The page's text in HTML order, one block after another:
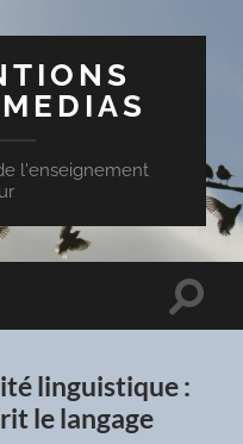
l'enseignement
Toggle
linguistique :
le langage